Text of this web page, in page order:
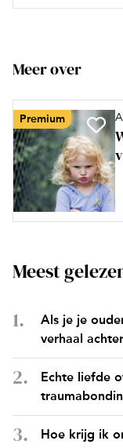
Meer over
Premium
Meest
Als je je
verhaal
Echte liefde
Hoe krijg ik